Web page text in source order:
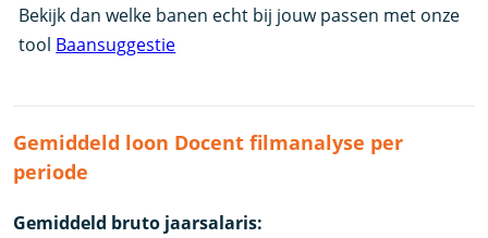
Bekijk dan welke banen echt bij jouw passen met onze
tool Baansuggestie
Gemiddeld loon Docent filmanalyse per
periode
Gemiddeld bruto jaarsalaris: